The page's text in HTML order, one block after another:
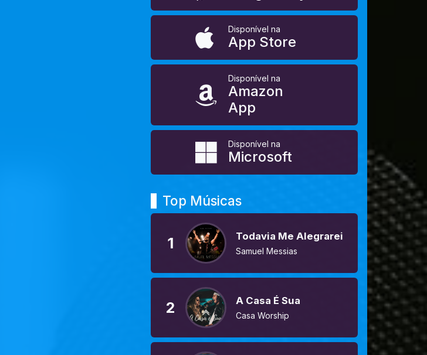
Disponível na
App Store
Disponível na
Amazon
App
Disponível na
Microsoft
Top Músicas
1 Todavia Me Alegrarei
Samuel Messias
2 A Casa É Sua
Casa Worship